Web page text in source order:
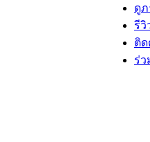
ดู
รีวิ
ติด
ร่ว